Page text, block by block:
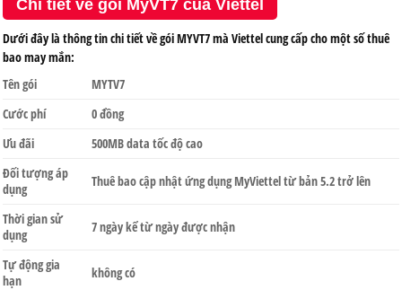
Chi tiết về gói MyVT7 của Viettel
Dưới đây là thông tin chi tiết về gói MYVT7 mà Viettel cung cấp cho một số thuê
bao may mắn:
Tên gói
MYTV7
Cước phí
0 đồng
Ưu đãi
500MB data tốc độ cao
Đối tượng áp
dụng
Thuê bao cập nhật ứng dụng MyViettel từ bản 5.2 trở lên
Thời gian sử
dụng
7 ngày kể từ ngày được nhận
Tự động gia
hạn
không có